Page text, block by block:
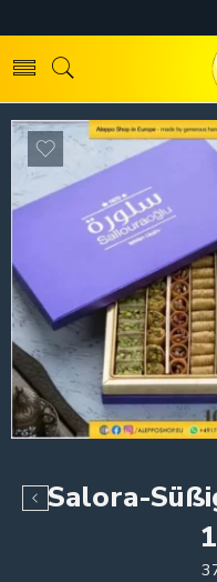
Salora-